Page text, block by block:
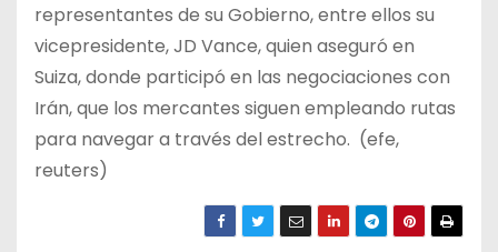
representantes de su Gobierno, entre ellos su
vicepresidente, JD Vance, quien aseguró en
Suiza, donde participó en las negociaciones con
Irán, que los mercantes siguen empleando rutas
para navegar a través del estrecho. (efe,
reuters)